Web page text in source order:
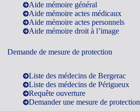
Aide mémoire général
Aide mémoire actes médicaux
Aide mémoire actes personnels
Aide mémoire droit à l’image
Demande de mesure de protection
Liste des médecins de Bergerac
Liste des médecins de Périgueux
Requête ouverture
Demander une mesure de protection